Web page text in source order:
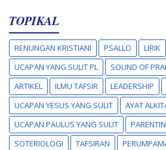
TOPIKAL
RENUNGAN KRISTIANI PSALLO
LIRIK
UCAPAN YANG SULIT PL
SOUND OF
ARTIKEL
ILMU TAFSIR LEADERSHIP
UCAPAN YESUS YANG SULIT
AYAT
UCAPAN PAULUS YANG SULIT
SOTERIOLOGI
TAFSIRAN